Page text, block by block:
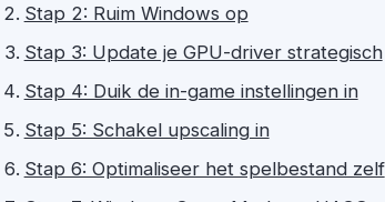
Stap 2: Ruim Windows op
Stap 3: Update je GPU-driver strategisch
Stap 4: Duik de in-game instellingen in
Stap 5: Schakel upscaling in
Stap 6: Optimaliseer het spelbestand zelf